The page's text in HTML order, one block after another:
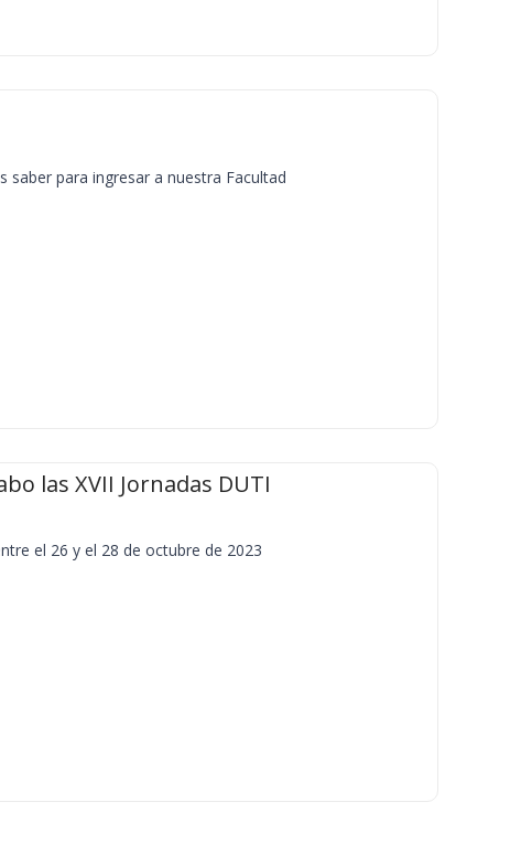
saber para ingresar a nuestra Facultad
las XVII Jornadas DUTI
el 26 y el 28 de octubre de 2023